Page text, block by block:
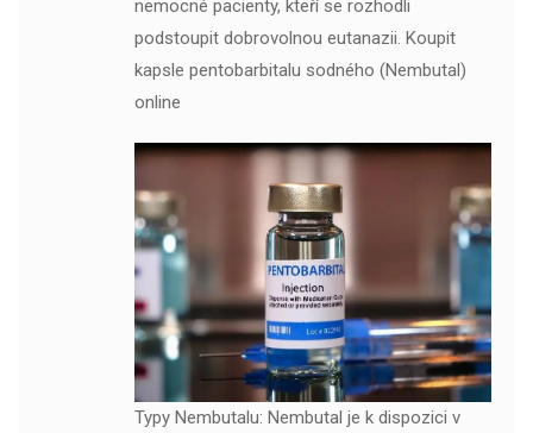
nemocné pacienty, kteří se rozhodli
podstoupit dobrovolnou eutanazii. Koupit
kapsle pentobarbitalu sodného (Nembutal)
online
Typy Nembutalu: Nembutal je k dispozici v